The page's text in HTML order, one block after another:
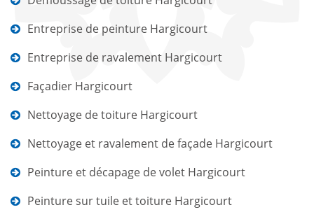
Entreprise de peinture Hargicourt
Entreprise de ravalement Hargicourt
Façadier Hargicourt
Nettoyage de toiture Hargicourt
Nettoyage et ravalement de façade Hargicourt
Peinture et décapage de volet Hargicourt
Peinture sur tuile et toiture Hargicourt